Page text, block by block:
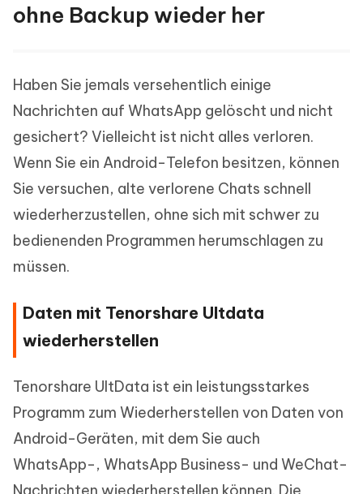
ohne Backup wieder her
Haben Sie jemals versehentlich einige
Nachrichten auf WhatsApp gelöscht und nicht
gesichert? Vielleicht ist nicht alles verloren.
Wenn Sie ein Android-Telefon besitzen, können
Sie versuchen, alte verlorene Chats schnell
wiederherzustellen, ohne sich mit schwer zu
bedienenden Programmen herumschlagen zu
müssen.
Daten mit Tenorshare Ultdata
wiederherstellen
Tenorshare UltData ist ein leistungsstarkes
Programm zum Wiederherstellen von Daten von
Android-Geräten, mit dem Sie auch
WhatsApp-, WhatsApp Business- und WeChat-